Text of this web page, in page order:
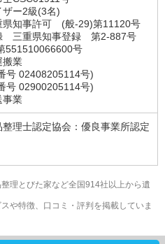
ー2級(3名)
知事許可 (般-29)第11120号
三重県知事登録 第2-887号
551510066600号
搬業
号 02408205114号)
号 02900205114号)
事業
理士認定協会：優良事業所認定
理とびた家など全国914社以上から遺
や特徴、口コミ・評判を掲載していま